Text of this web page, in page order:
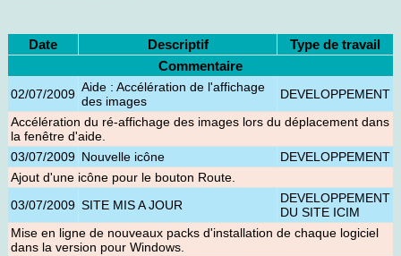
Date Descriptif
Type de travail
Commentaire
02/07/2009 Aide : Accélération de l'affichage
des images
DEVELOPPEMENT
Accélération du ré-affichage des images lors du déplacement dans
la fenêtre d'aide.
03/07/2009 Nouvelle icône
DEVELOPPEMENT
Ajout d'une icône pour le bouton Route.
03/07/2009 SITE MIS A JOUR
DEVELOPPEMENT
DU SITE ICIM
Mise en ligne de nouveaux packs d'installation de chaque logiciel
dans la version pour Windows.